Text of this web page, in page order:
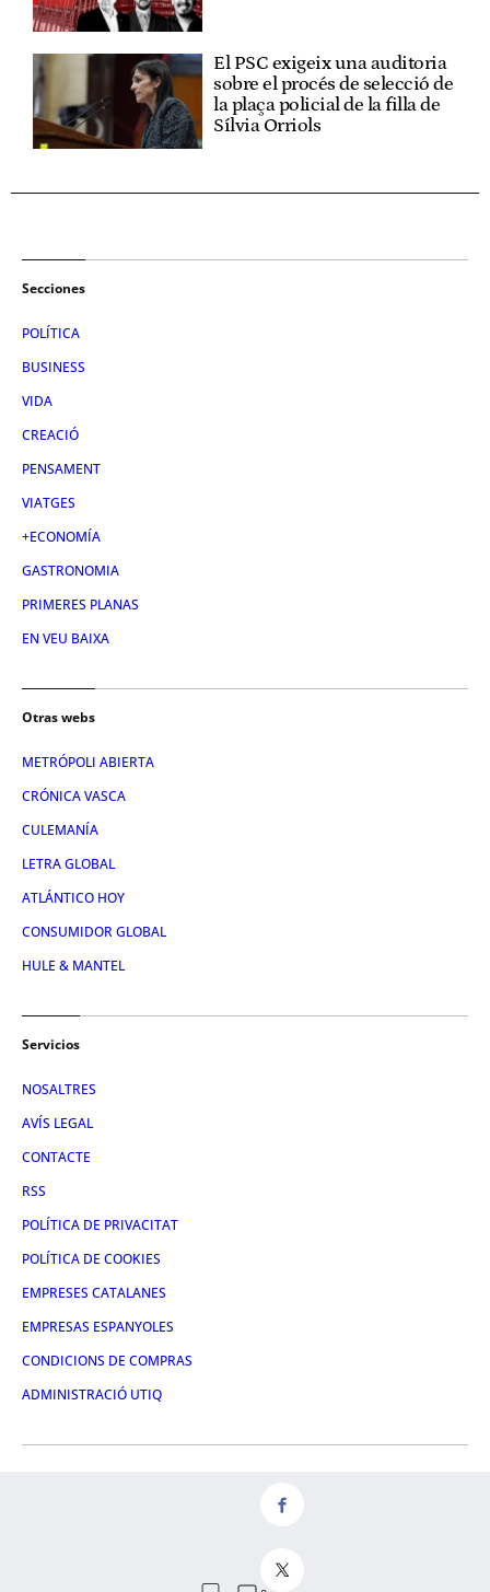
El PSC exigeix una auditoria
sobre el procés de selecció de
la plaça policial de la filla de
Sílvia Orriols
Secciones
POLÍTICA
BUSINESS
VIDA
CREACIÓ
PENSAMENT
VIATGES
+ECONOMÍA
GASTRONOMIA
PRIMERES PLANAS
EN VEU BAIXA
Otras webs
METRÓPOLI ABIERTA
CRÓNICA VASCA
CULEMANÍA
LETRA GLOBAL
ATLÁNTICO HOY
CONSUMIDOR GLOBAL
HULE & MANTEL
Servicios
NOSALTRES
AVÍS LEGAL
CONTACTE
RSS
POLÍTICA DE PRIVACITAT
POLÍTICA DE COOKIES
EMPRESES CATALANES
EMPRESAS ESPANYOLES
CONDICIONS DE COMPRAS
ADMINISTRACIÓ UTIQ